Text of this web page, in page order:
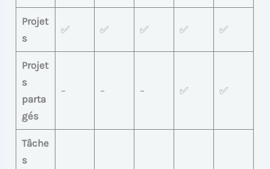
Projet
s
✅ ✅ ✅ ✅ ✅
Projet
s
parta
gés
– – – ✅ ✅
Tâche
s